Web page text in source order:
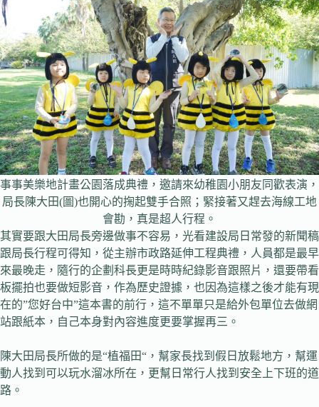
事事美樂地計畫公園落成典禮，邀請來幼稚園小朋友同歡表演，
局長陳大田(圖)也開心的掬起雙手合照；緊接著又趕去海線工地
會勘，真是超人行程。
其實要跟大田局長旁邊做事不容易，光看建設局日常發的新聞稿
跟局長行程可得知，從主辦市政路延伸工程典禮，人員都是最早
來最晚走，隨行的企劃科長更是時時紀錄影音跟照片，還要帶看
板擺拍也要做短影音，作為歷史證據，也因為這樣之後才能有現
在的”您好台中”這本書的前行，這不單單只是給外包單位去做網
站跟紙本，自己本身對內容進度更要掌握再三。
陳大田局長所做的是“植福田“，幫家長找到假日放鬆地方，幫運
動人找到可以玩水溜冰所在，更幫日常行人找到安全上下班的道
路。